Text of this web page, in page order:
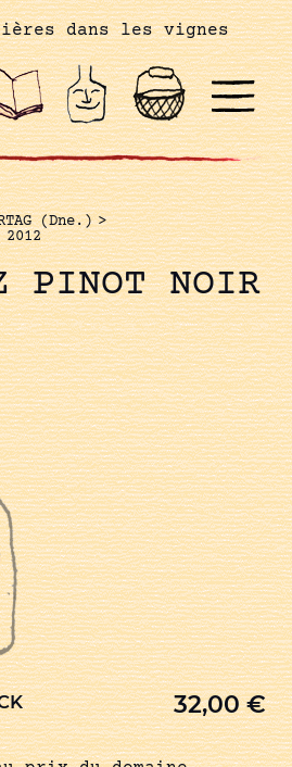
dans les vignes
(Dne.) >
2012
PINOT NOIR
32,00€